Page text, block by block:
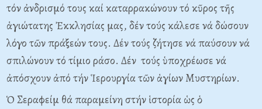
τόν ἀνδρισμό τους καί καταρρακώνουν τό κῦρος τῆς
ἁγιώτατης Ἐκκλησίας μας, δέν τούς κάλεσε νά δώσουν
λόγο τῶν πράξεών τους. Δέν τούς ζήτησε νά παύσουν νά
σπιλώνουν τό τίμιο ράσο. Δέν τούς ὑποχρέωσε νά
ἀπόσχουν ἀπό τήν Ἱερουργία τῶν ἁγίων Mυστηρίων.
Ὁ Σεραφείμ θά παραμείνη στήν ἱστορία ὡς ὁ